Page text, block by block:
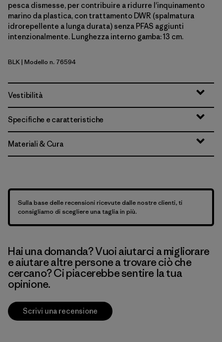
pesca dismesse, per contribuire a ridurre l'inquinamento
marino da plastica, con trattamento DWR (spalmatura
idrorepellente a lunga durata) senza PFAS aggiunti
intenzionalmente. Lunghezza interno gamba: 13 cm.
Black
BLK| Modello n. 76594
Vestibilità
Specifiche e caratteristiche
Materiali & Cura
Sulla base delle recensioni ricevute dalle nostre clienti, ti
consigliamo di scegliere una taglia in più.
Hai una domanda? Vuoi aiutarci a migliorare
e aiutare altre persone a trovare ciò che
cercano? Ci piacerebbe sentire la tua
opinione.
Scrivi una recensione